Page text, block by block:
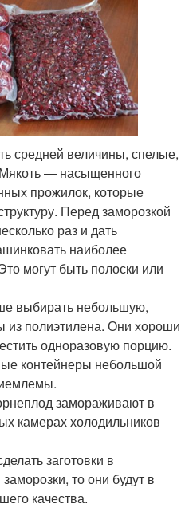
средней величины, спелые,
— насыщенного
прожилок, которые
Перед заморозкой
раз и дать
наиболее
могут быть полоски или
выбирать небольшую,
из полиэтилена. Они хороши
одноразовую порцию.
контейнеры небольшой
замораживают в
камерах холодильников
заготовки в
то они будут в
качества.